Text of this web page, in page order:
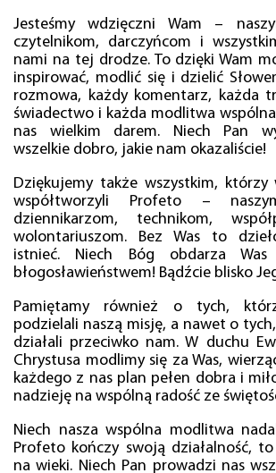
Jesteśmy wdzięczni Wam –
czytelnikom, darczyńcom i
nami na tej drodze. To dzięki Wam
inspirować, modlić się i dzielić
rozmowa, każdy komentarz, każda
świadectwo i każda modlitwa wspólna
nas wielkim darem. Niech Pan
wszelkie dobro, jakie nam okazaliście!
Dziękujemy także wszystkim, którzy
współtworzyli Profeto –
dziennikarzom, technikom,
wolontariuszom. Bez Was to
istnieć. Niech Bóg obdarza
błogosławieństwem! Bądźcie blisko
Pamiętamy również o tych,
podzielali naszą misję, a nawet o
działali przeciwko nam. W duchu
Chrystusa modlimy się za Was,
każdego z nas plan pełen dobra i
nadzieję na wspólną radość ze
Niech nasza wspólna modlitwa
Profeto kończy swoją działalność,
na wieki. Niech Pan prowadzi nas